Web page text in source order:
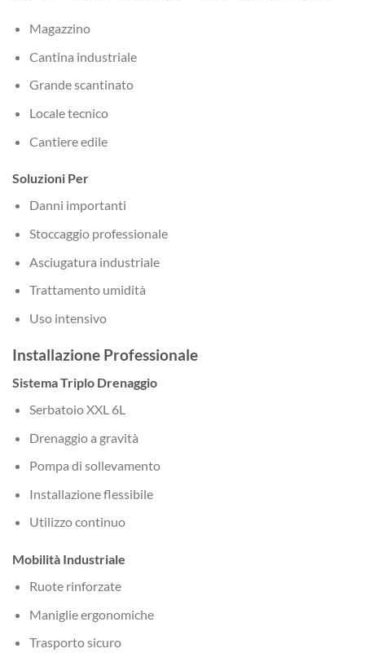
Magazzino
Cantina industriale
Grande scantinato
Locale tecnico
Cantiere edile
Soluzioni Per
Danni importanti
Stoccaggio professionale
Asciugatura industriale
Trattamento umidità
Uso intensivo
Installazione Professionale
Sistema Triplo Drenaggio
Serbatoio XXL 6L
Drenaggio a gravità
Pompa di sollevamento
Installazione flessibile
Utilizzo continuo
Mobilità Industriale
Ruote rinforzate
Maniglie ergonomiche
Trasporto sicuro